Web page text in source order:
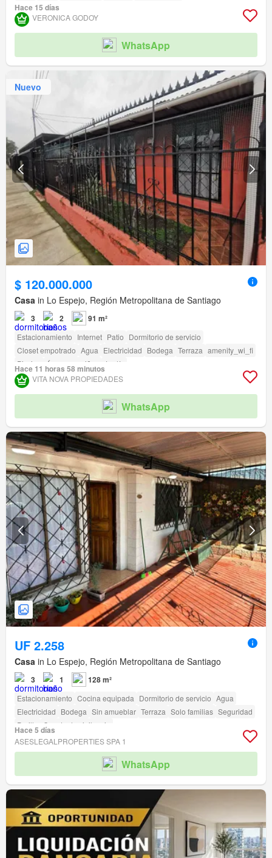
Hace 15 días
VERONICA GODOY
WhatsApp
Nuevo
$ 120.000.000
Casa in Lo Espejo, Región Metropolitana de Santiago
3 2 91 m²
Estacionamiento Internet Patio Dormitorio de servicio
Closet empotrado Agua Electricidad Bodega Terraza amenity_wi_fi
Piscina
Área para niños Jardín
Hace 11 horas 58 minutos
VITA NOVA PROPIEDADES
WhatsApp
UF 2.258
Casa in Lo Espejo, Región Metropolitana de Santiago
3 1 128 m²
Estacionamiento Cocina equipada Dormitorio de servicio Agua
Electricidad Bodega Sin amueblar Terraza Solo familias Seguridad
Parilla
Caseta de vigilancia
Hace 5 días
ASESLEGALPROPERTIES SPA 1
WhatsApp